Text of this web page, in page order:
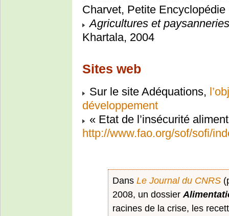
Charvet, Petite Encyclopédie
Agricultures et
Khartala, 2004
Sites web
Sur le site Adéquations,
développement
« Etat de l’insécurité
http://www.fao.org/sof/sofi/
Dans Le Journal du CNRS
2008, un dossier
racines de la crise, les